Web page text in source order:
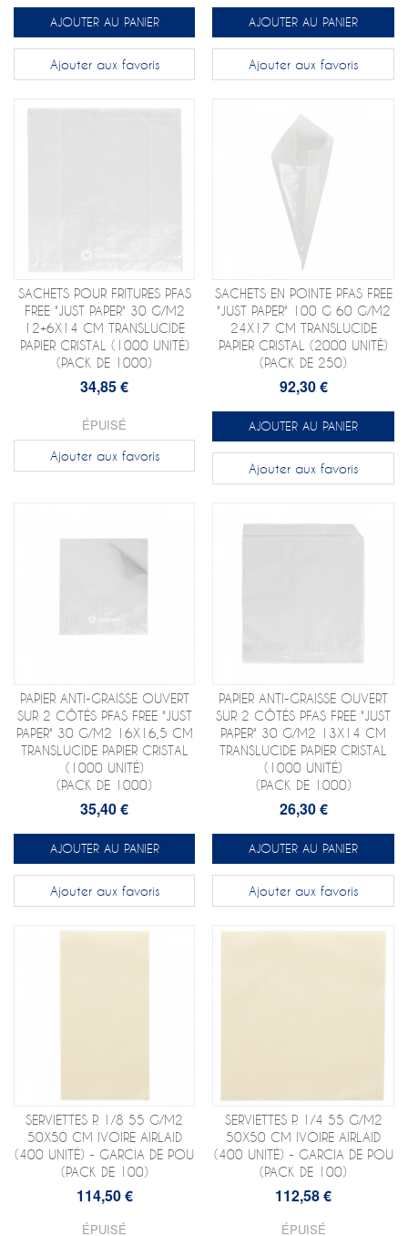
AJOUTER AU PANIER
Ajouter aux favoris
AJOUTER AU PANIER
Ajouter aux favoris
SACHETS POUR FRITURES PFAS
FREE "JUST PAPER" 30 G/M2
12+6X14 CM TRANSLUCIDE
PAPIER CRISTAL (1000 UNITÉ)
(PACK DE 1000)
34,85 €
ÉPUISÉ
Ajouter aux favoris
SACHETS EN POINTE PFAS FREE
"JUST PAPER" 100 G 60 G/M2
24X17 CM TRANSLUCIDE
PAPIER CRISTAL (2000 UNITÉ)
(PACK DE 250)
92,30 €
AJOUTER AU PANIER
Ajouter aux favoris
PAPIER ANTI-GRAISSE OUVERT
SUR 2 CÔTÉS PFAS FREE "JUST
PAPER" 30 G/M2 16X16,5 CM
TRANSLUCIDE PAPIER CRISTAL
(1000 UNITÉ)
(PACK DE 1000)
35,40 €
AJOUTER AU PANIER
Ajouter aux favoris
PAPIER ANTI-GRAISSE OUVERT
SUR 2 CÔTÉS PFAS FREE "JUST
PAPER" 30 G/M2 13X14 CM
TRANSLUCIDE PAPIER CRISTAL
(1000 UNITÉ)
(PACK DE 1000)
26,30 €
AJOUTER AU PANIER
Ajouter aux favoris
SERVIETTES P. 1/8 55 G/M2
50X50 CM IVOIRE AIRLAID
(400 UNITÉ) - GARCIA DE POU
(PACK DE 100)
114,50 €
ÉPUISÉ
SERVIETTES P. 1/4 55 G/M2
50X50 CM IVOIRE AIRLAID
(400 UNITÉ) - GARCIA DE POU
(PACK DE 100)
112,58 €
ÉPUISÉ